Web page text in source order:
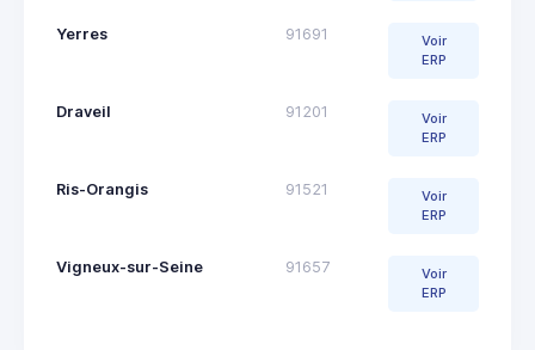
Yerres 91691
Voir
ERP
Draveil 91201
Voir
ERP
Ris-Orangis 91521
Voir
ERP
Vigneux-sur-Seine 91657
Voir
ERP